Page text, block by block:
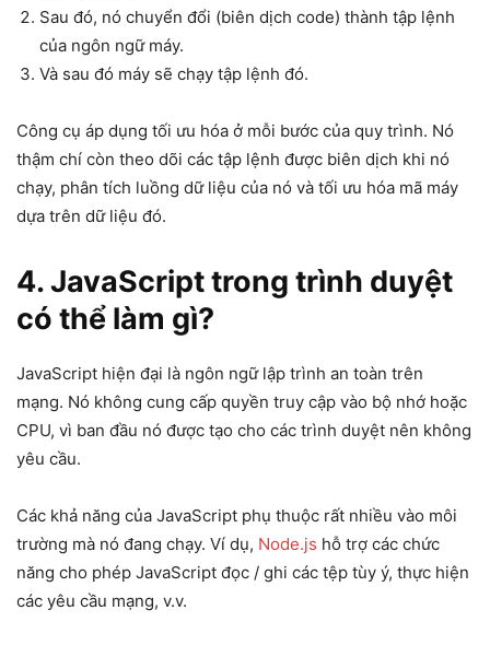
Sau đó, nó chuyển đổi (biên dịch code) thành tập lệnh
của ngôn ngữ máy.
Và sau đó máy sẽ chạy tập lệnh đó.
Công cụ áp dụng tối ưu hóa ở mỗi bước của quy trình. Nó
thậm chí còn theo dõi các tập lệnh được biên dịch khi nó
chạy, phân tích luồng dữ liệu của nó và tối ưu hóa mã máy
dựa trên dữ liệu đó.
4.JavaScript trong trình duyệt
có thể làm gì?
JavaScript hiện đại là ngôn ngữ lập trình an toàn trên
mạng. Nó không cung cấp quyền truy cập vào bộ nhớ hoặc
CPU, vì ban đầu nó được tạo cho các trình duyệt nên không
yêu cầu.
Các khả năng của JavaScript phụ thuộc rất nhiều vào môi
trường mà nó đang chạy. Ví dụ, Node.js hỗ trợ các chức
năng cho phép JavaScript đọc / ghi các tệp tùy ý, thực hiện
các yêu cầu mạng, v.v.